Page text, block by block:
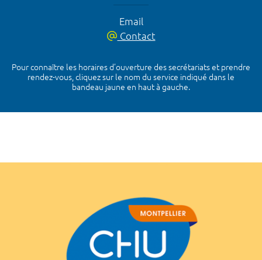
Email
Contact
Pour connaître les horaires d’ouverture des secrétariats et prendre
rendez-vous, cliquez sur le nom du service indiqué dans le
bandeau jaune en haut à gauche.